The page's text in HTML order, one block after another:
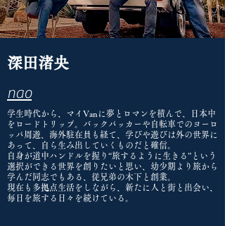
深田渚央
nao
学生時代から、マイVanに夢とロマンを積んで、日本中
をロードトリップ。バックパッカーや自転車でのヨーロ
ッパ周遊、海外駐在員も経て、学びや遊びは外の世界に
あって、自ら生み出していくものだと確信。
自身が道中ハンドルを握り“旅するように生きる”という
選択ができる世界を創りたいと思い、幼少期より旅から
学んだ同志でもある、従兄弟の木下と創業。
現在も多拠点生活をしながら、新たに人と街と出会い、
毎日を旅する日々を続けている。